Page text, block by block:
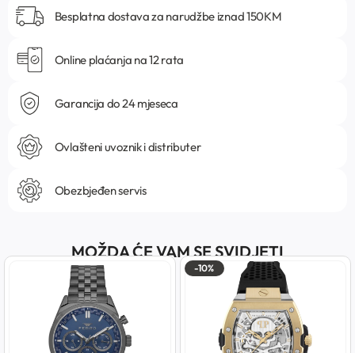
Besplatna dostava za narudžbe iznad 150KM
Online plaćanja na 12 rata
Garancija do 24 mjeseca
Ovlašteni uvoznik i distributer
Obezbjeđen servis
MOŽDA ĆE VAM SE SVIDJETI
-10%